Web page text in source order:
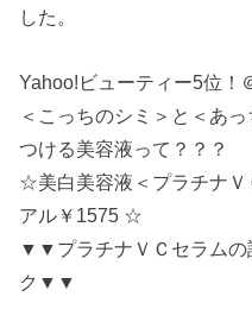
した。
Yahoo!ビューティー5位！
＜こっちのシミ＞と＜あ
つける美容液って？？？
☆美白美容液＜プラチナＶ
アル￥1575 ☆
▼▼プラチナＶＣセラムの
ク▼▼